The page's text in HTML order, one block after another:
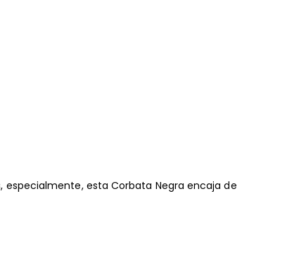
esta Corbata Negra encaja de